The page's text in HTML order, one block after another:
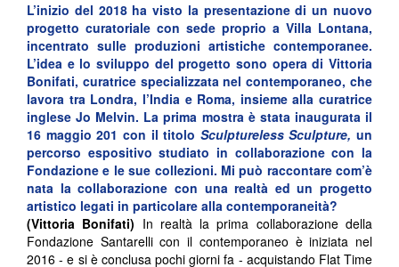
L’inizio del 2018 ha visto la presentazione di un nuovo
progetto curatoriale con sede proprio a Villa Lontana,
incentrato sulle produzioni artistiche contemporanee.
L’idea e lo sviluppo del progetto sono opera di Vittoria
Bonifati, curatrice specializzata nel contemporaneo, che
lavora tra Londra, l’India e Roma, insieme alla curatrice
inglese Jo Melvin. La prima mostra è stata inaugurata il
16 maggio 201 con il titolo Sculptureless Sculpture, un
percorso espositivo studiato in collaborazione con la
Fondazione e le sue collezioni. Mi può raccontare com’è
nata la collaborazione con una realtà ed un progetto
artistico legati in particolare alla contemporaneità?
(Vittoria Bonifati) In realtà la prima collaborazione della
Fondazione Santarelli con il contemporaneo è iniziata nel
2016 - e si è conclusa pochi giorni fa - acquistando Flat Time